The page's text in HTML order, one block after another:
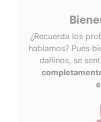
¿Recuerda los
hablamos? Pues
dañinos, se